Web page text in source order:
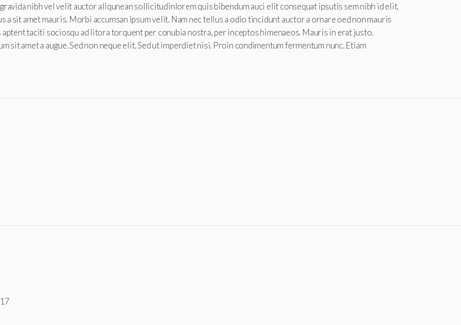
nibh vel velit auctor aliqunean sollicitudinlorem quis bibendum auci elit consequat ipsutis sem nibh id elit.
a sit amet mauris. Morbi accumsan ipsum velit. Nam nec tellus a odio tincidunt auctor a ornare oed non mauris
taciti sociosqu ad litora torquent per conubia nostra, per inceptos himenaeos. Mauris in erat justo.
sit amet a augue. Sed non neque elit. Sed ut imperdiet nisi. Proin condimentum fermentum nunc. Etiam